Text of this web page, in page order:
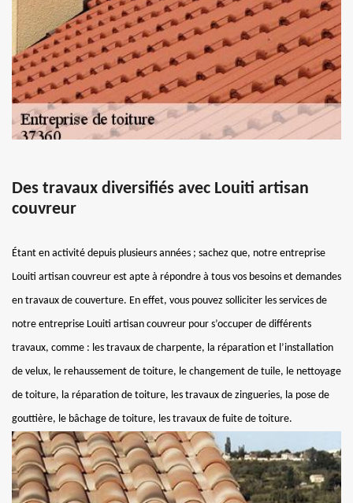
Des travaux diversifiés avec Louiti artisan
couvreur
Étant en activité depuis plusieurs années ; sachez que, notre entreprise
Louiti artisan couvreur est apte à répondre à tous vos besoins et demandes
en travaux de couverture. En effet, vous pouvez solliciter les services de
notre entreprise Louiti artisan couvreur pour s’occuper de différents
travaux, comme : les travaux de charpente, la réparation et l’installation
de velux, le rehaussement de toiture, le changement de tuile, le nettoyage
de toiture, la réparation de toiture, les travaux de zingueries, la pose de
gouttière, le bâchage de toiture, les travaux de fuite de toiture.